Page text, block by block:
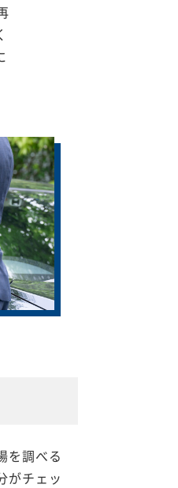
を調べる
がチェッ